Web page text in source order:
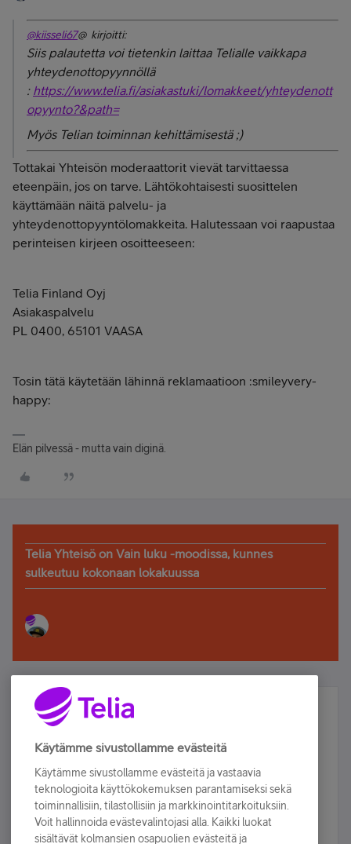
@kiisseli67@ kirjoitti:
Siis palautetta voi tietenkin laittaa Telialle vaikkapa
yhteydenottopyynnöllä
: https://www.telia.fi/asiakastuki/lomakkeet/yhteydenott
opyynto?&path=
Myös Telian toiminnan kehittämisestä ;)
Tottakai Yhteisön moderaattorit vievät tarvittaessa
eteenpäin, jos on tarve. Lähtökohtaisesti suosittelen
käyttämään näitä palvelu- ja
yhteydenottopyyntölomakkeita. Halutessaan voi raapustaa
perinteisen kirjeen osoitteeseen:
Telia Finland Oyj
Asiakaspalvelu
PL 0400, 65101 VAASA
Tosin tätä käytetään lähinnä reklamaatioon :smileyvery-
happy:
Elän pilvessä - mutta vain diginä.
Telia Yhteisö on Vain luku -moodissa, kunnes
sulkeutuu kokonaan lokakuussa
Älä jää paitsi – osallistu ja voita!
Tilaa Telian uutiskirje ja olet mukana arvonnassa.
sähköpostiisi.
Tilaa nyt
Käytämme sivustollamme evästeitä
Käytämme sivustollamme evästeitä ja vastaavia
teknologioita käyttökokemuksen parantamiseksi sekä
toiminnallisiin, tilastollisiin ja markkinointitarkoituksiin.
Voit hallinnoida evästevalintojasi alla. Kaikki luokat
sisältävät kolmansien osapuolien evästeitä ja